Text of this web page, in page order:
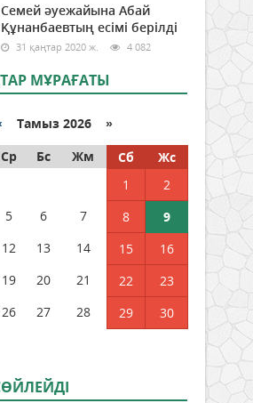
Семей әуежайына Абай
Құнанбаевтың есімі берілді
31 қаңтар 2020 ж. 4 082
МҰРАҒАТЫ
Тамыз 2026 »
Ср Бс Жм Сб
Жс
1
2
5 6 7 8
9
12 13 14 15
16
19 20 21 22
23
26 27 28 29
30